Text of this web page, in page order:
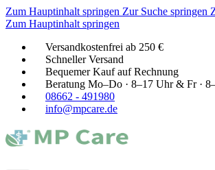
Zum Hauptinhalt springen Zur Suche springen
Zum Hauptinhalt springen
Versandkostenfrei ab 250 €
Schneller Versand
Bequemer Kauf auf Rechnung
Beratung Mo–Do · 8–17 Uhr & Fr ·
08662 - 491980
info@mpcare.de